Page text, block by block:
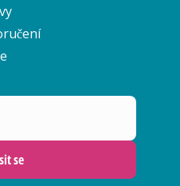
se